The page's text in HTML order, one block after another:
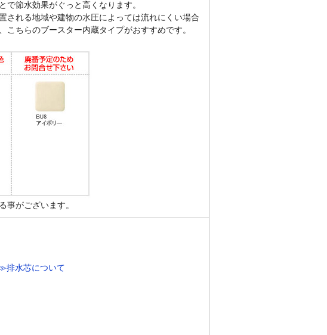
で節水効果がぐっと高くなります。
される地域や建物の水圧によっては流れにくい場合
ちらのブースター内蔵タイプがおすすめです。
事がございます。
排水芯について